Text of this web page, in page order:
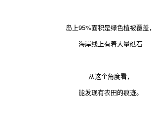
岛上95%面积是绿色植被覆盖，
海岸线上有着大量礁石
从这个角度看，
能发现有农田的痕迹。